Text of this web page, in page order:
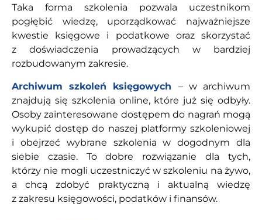
Taka forma szkolenia pozwala uczestnikom
pogłębić wiedzę, uporządkować najważniejsze
kwestie księgowe i podatkowe oraz skorzystać
z doświadczenia prowadzących w bardziej
rozbudowanym zakresie.
Archiwum szkoleń księgowych
– w archiwum
znajdują się szkolenia online, które już się odbyły.
Osoby zainteresowane dostępem do nagrań mogą
wykupić dostęp do naszej platformy szkoleniowej
i obejrzeć wybrane szkolenia w dogodnym dla
siebie czasie. To dobre rozwiązanie dla tych,
którzy nie mogli uczestniczyć w szkoleniu na żywo,
a chcą zdobyć praktyczną i aktualną wiedzę
z zakresu księgowości, podatków i finansów.